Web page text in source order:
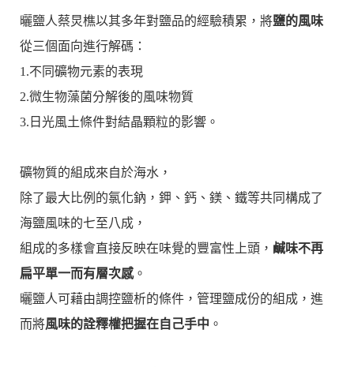
曬鹽人蔡炅樵以其多年對鹽品的經驗積累，將鹽的風味
從三個面向進行解碼：
1.不同礦物元素的表現
2.微生物藻菌分解後的風味物質
3.日光風土條件對結晶顆粒的影響。
礦物質的組成來自於海水，
除了最大比例的氯化鈉，鉀、鈣、鎂、鐵等共同構成了
海鹽風味的七至八成，
組成的多樣會直接反映在味覺的豐富性上頭， 鹹味不再
扁平單一而有層次感。
曬鹽人可藉由調控鹽析的條件，管理鹽成份的組成，進
而將風味的詮釋權把握在自己手中 。